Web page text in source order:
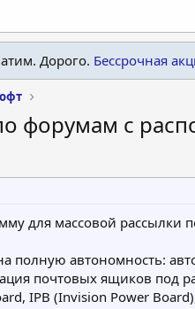
Дорого. Бессрочная
форумам с
для массовой рассылки
полную автономность:
почтовых ящиков под
IPB (Invision Power